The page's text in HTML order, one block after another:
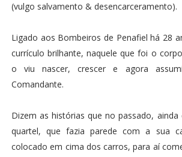
(vulgo salvamento & desencarceramento).
Ligado aos Bombeiros de Penafiel há 28
currículo brilhante, naquele que foi o
o viu nascer, crescer e agora
Comandante.
Dizem as histórias que no passado,
quartel, que fazia parede com a sua
colocado em cima dos carros, para aí